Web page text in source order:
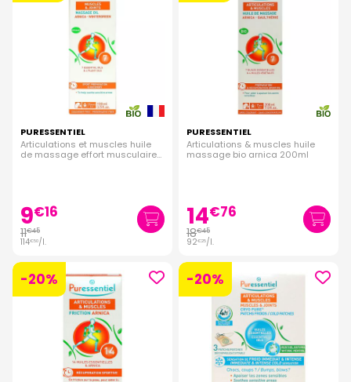
PURESSENTIEL
Articulations et muscles huile
de massage effort musculaire
9€16
11€45
114€50/l.
PURESSENTIEL
Articulations & muscles huile
massage bio arnica 200ml
14€76
18€45
92€25/l.
-20% -20%